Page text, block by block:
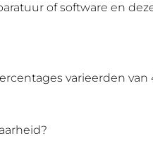
of software en
varieerden van